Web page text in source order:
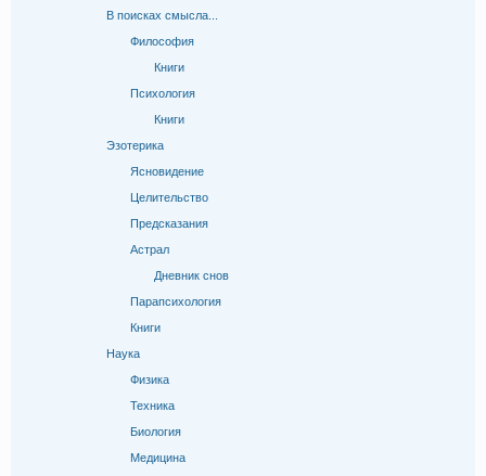
В поисках смысла...
Философия
Книги
Психология
Книги
Эзотерика
Ясновидение
Целительство
Предсказания
Астрал
Дневник снов
Парапсихология
Книги
Наука
Физика
Техника
Биология
Медицина